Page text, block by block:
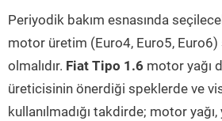
Periyodik bakım esnasında
motor üretim (Euro4, Euro5,
olmalıdır. Fiat Tipo 1.6 motor yağı
üreticisinin önerdiği speklerde ve
kullanılmadığı takdirde; motor